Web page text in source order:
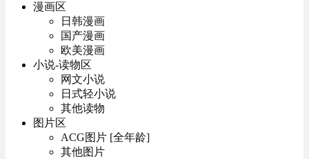
漫画区
日韩漫画
国产漫画
欧美漫画
小说-读物区
网文小说
日式轻小说
其他读物
图片区
ACG图片 [全年龄]
其他图片